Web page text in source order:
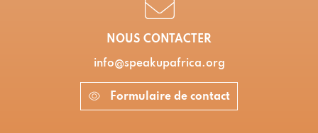
NOUS CONTACTER
info@speakupafrica.org
Formulaire de contact